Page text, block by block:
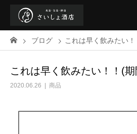
ブログ これは早く飲みたい
これは早く飲みたい！！(
2020.06.26 商品